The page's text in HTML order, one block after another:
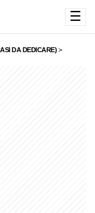
☰
DA DEDICARE) >